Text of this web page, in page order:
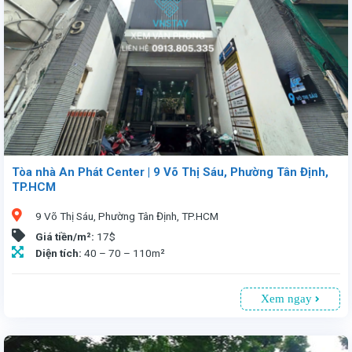
Tòa nhà An Phát Center | 9 Võ Thị Sáu, Phường Tân Định,
TP.HCM
9 Võ Thị Sáu, Phường Tân Định, TP.HCM
Giá tiền/m²: 17$
Diện tích: 40 – 70 – 110m²
Xem ngay